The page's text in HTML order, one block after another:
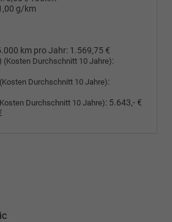
g/km
km pro Jahr: 1.569,75 €
(Kosten Durchschnitt 10 Jahre):
(Kosten Durchschnitt 10 Jahre):
Durchschnitt 10 Jahre): 5.643,- €